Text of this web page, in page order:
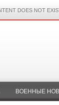
DOES NOT
ВОЕННЫЕ